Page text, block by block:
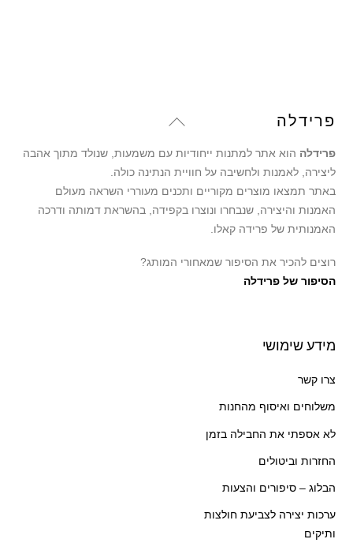
Back
Top
פרידלה
פרידלה הוא אתר למתנות ייחודיות עם משמעות, שנולד מתוך אהבה
ליצירה, לאמנות ולחשיבה על חוויית הנתינה כולה.
באתר תמצאו מוצרים מקוריים ותכנים מעוררי השראה מעולם
האמנות והיצירה, שנבחרו ונוצרו בקפידה, בהשראת דמותה ודרכה
האמנותית של פרידה קאלו.
רוצים להכיר את הסיפור שמאחורי המותג?
הסיפור של פרידלה
מידע שימושי
צרו קשר
משלוחים ואיסוף מהחנות
לא אספתי את החבילה בזמן
החזרות וביטולים
הבלוג – סיפורים והצעות
ערכות יצירה לצביעת חולצות
ותיקים